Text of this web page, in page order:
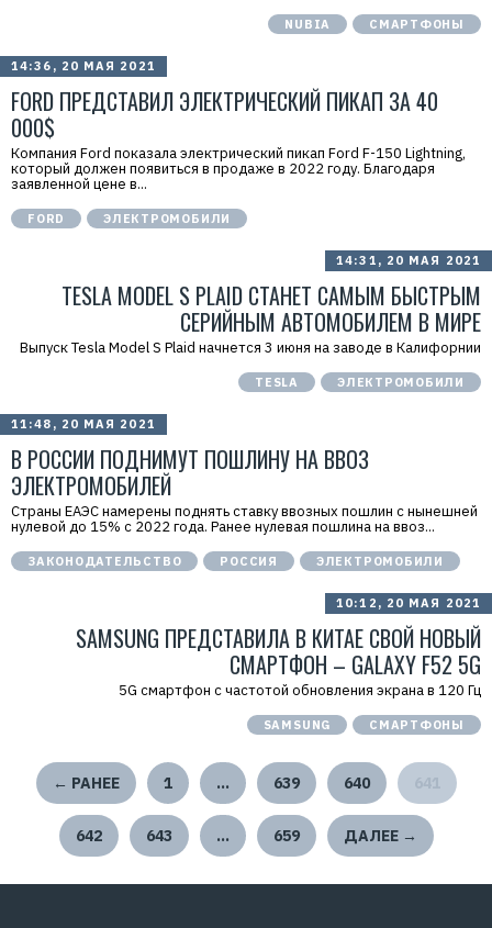
NUBIA СМАРТФОНЫ
14:36, 20 МАЯ 2021
FORD ПРЕДСТАВИЛ ЭЛЕКТРИЧЕСКИЙ ПИКАП ЗА 40
000$
Компания Ford показала электрический пикап Ford F-150 Lightning,
который должен появиться в продаже в 2022 году. Благодаря
заявленной цене в...
FORD ЭЛЕКТРОМОБИЛИ
14:31, 20 МАЯ 2021
TESLA MODEL S PLAID СТАНЕТ САМЫМ БЫСТРЫМ
СЕРИЙНЫМ АВТОМОБИЛЕМ В МИРЕ
Выпуск Tesla Model S Plaid начнется 3 июня на заводе в Калифорнии
TESLA ЭЛЕКТРОМОБИЛИ
11:48, 20 МАЯ 2021
В РОССИИ ПОДНИМУТ ПОШЛИНУ НА ВВОЗ
ЭЛЕКТРОМОБИЛЕЙ
Страны ЕАЭС намерены поднять ставку ввозных пошлин с нынешней
нулевой до 15% с 2022 года. Ранее нулевая пошлина на ввоз...
ЗАКОНОДАТЕЛЬСТВО РОССИЯ ЭЛЕКТРОМОБИЛИ
10:12, 20 МАЯ 2021
SAMSUNG ПРЕДСТАВИЛА В КИТАЕ СВОЙ НОВЫЙ
СМАРТФОН – GALAXY F52 5G
5G смартфон с частотой обновления экрана в 120 Гц
SAMSUNG СМАРТФОНЫ
← РАНЕЕ 1 … 639 640
642 643 … 659 ДАЛЕЕ →